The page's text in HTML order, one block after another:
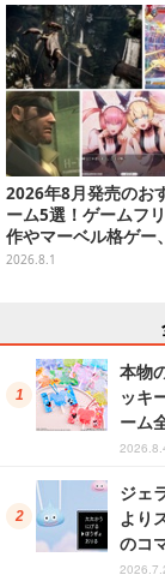
2026年8月発売のお
ーム5選！ゲームフ
作やマーベル格ゲー
ゲ』リブートなど注
2026.8.1
本物
ッキ
ーム
ジェ
より
のコ